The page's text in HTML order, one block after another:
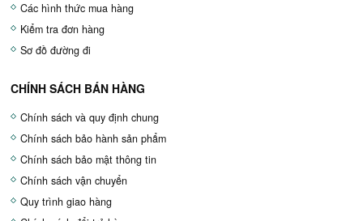
Các hình thức mua hàng
Kiểm tra đơn hàng
Sơ đồ đường đi
CHÍNH SÁCH BÁN HÀNG
Chính sách và quy định chung
Chính sách bảo hành sản phẩm
Chính sách bảo mật thông tin
Chính sách vận chuyển
Quy trình giao hàng